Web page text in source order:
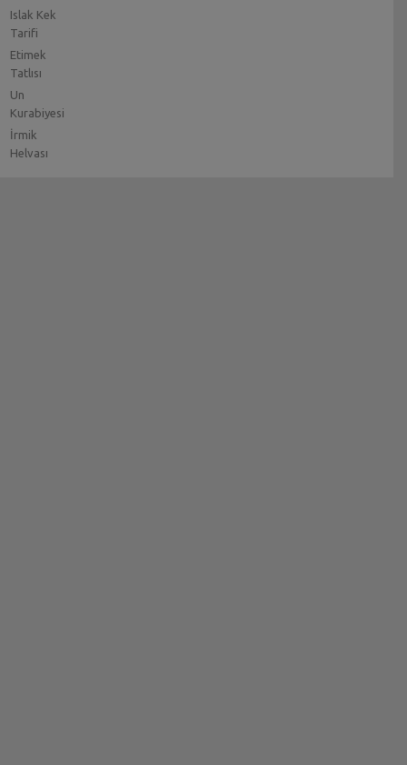
Islak Kek
Tarifi
Etimek
Tatlısı
Un
Kurabiyesi
İrmik
Helvası